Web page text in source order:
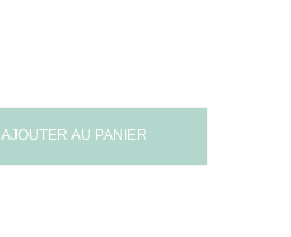
AJOUTER AU PANIER